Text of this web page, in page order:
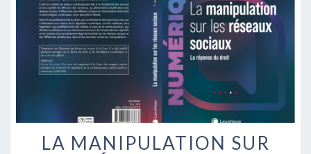
LA
LA MANIPULATION SUR